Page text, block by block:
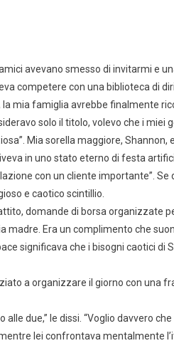
avevano smesso di invitarmi e
competere con una biblioteca di
la mia famiglia avrebbe finalmente
solo il titolo, volevo che i miei
Mia sorella maggiore, Shannon,
in uno stato eterno di festa
con un cliente importante”.
e caotico scintillio.
domande di borsa organizzate
madre. Era un complimento che
significava che i bisogni caotici
a organizzare il giorno con una
due,” le dissi. “Voglio davvero che
lei confrontava mentalmente